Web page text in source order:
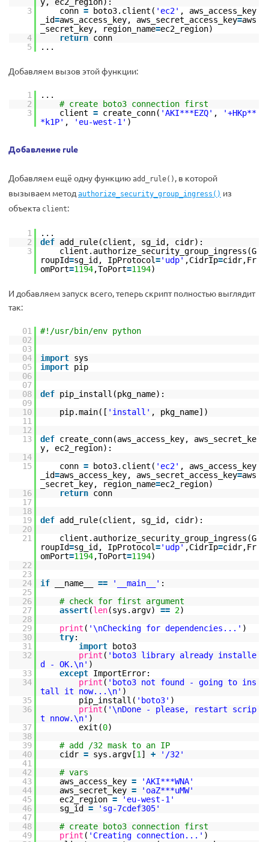
3
conn = boto3.client( 'ec2' , aws_access_key
_id=aws_access_key, aws_secret_access_key=aws
_secret_key, region_name=ec2_region)
4
return conn
5
...
Добавляем вызов этой функции:
1
...
2
# create boto3 connection first
3
client = create_conn( 'AKI***EZQ' ,
'+HKp**
*k1P' , 'eu-west-1' )
Добавление rule
Добавляем ещё одну функцию add_rule() , в которой
вызываем метод authorize_security_group_ingress() из
объекта client:
1
...
2
def add_rule(client, sg_id, cidr):
3
client.authorize_security_group_ingress(G
roupId=sg_id, IpProtocol='udp' ,CidrIp=cidr,Fr
omPort=1194,ToPort=1194)
И добавляем запуск всего, теперь скрипт полностью выглядит
так:
01
#!/usr/bin/env python
02
03
04
import sys
05
import pip
06
07
08
def pip_install(pkg_name):
09
10
pip.main([ 'install' , pkg_name])
11
12
13
def create_conn(aws_access_key, aws_secret_ke
y, ec2_region):
14
15
conn = boto3.client( 'ec2' , aws_access_key
_id=aws_access_key, aws_secret_access_key=aws
_secret_key, region_name=ec2_region)
16
return conn
17
18
19
def add_rule(client, sg_id, cidr):
20
21
client.authorize_security_group_ingress(G
roupId=sg_id, IpProtocol='udp' ,CidrIp=cidr,Fr
omPort=1194,ToPort=1194)
22
23
24
if __name__ == '__main__' :
25
26
# check for first argument
27
assert(len(sys.argv) == 2)
28
29
print ( '\nChecking for dependencies...' )
30
try:
31
import
boto3
32
print ( 'boto3 library already installe
d - OK.\n' )
33
except ImportError:
34
print ( 'boto3 not found - going to ins
tall it now...\n' )
35
pip_install( 'boto3' )
36
print ( '\nDone - please, restart scrip
t nnow.\n' )
37
exit(0)
38
39
# add /32 mask to an IP
40
cidr = sys.argv[1 ] +
'/32'
41
42
# vars
43
aws_access_key =
'AKI***WNA'
44
aws_secret_key =
'oaZ***uMW'
45
ec2_region =
'eu-west-1'
46
sg_id =
'sg-7cdef305'
47
48
# create boto3 connection first
49
print ( 'Creating connection...' )